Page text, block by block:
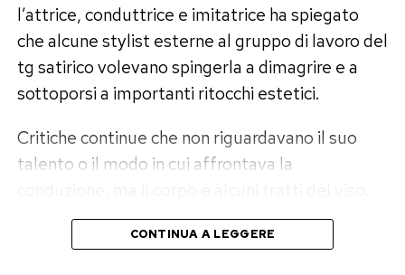
l’attrice, conduttrice e imitatrice ha spiegato
che alcune stylist esterne al gruppo di lavoro del
tg satirico volevano spingerla a dimagrire e a
sottoporsi a importanti ritocchi estetici.
Critiche continue che non riguardavano il suo
talento o il modo in cui affrontava la
Parole capaci di farla sentire inadeguata e di
mettere in discussione persino qualità
CONTINUA A LEGGERE